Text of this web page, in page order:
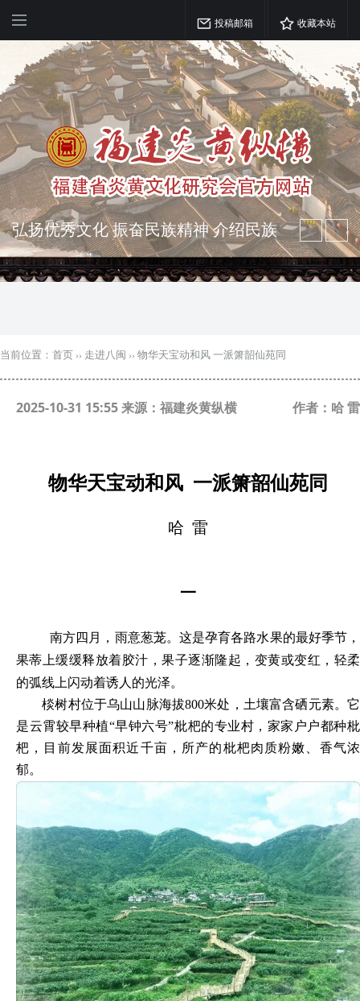
投稿邮箱 收藏本站
突出海西特色 报道台港澳侨 坚持古为
今用 力求雅俗共赏
弘扬优秀文化 振奋民族精神 介绍民族
当前位置： 首页 ›› 走进八闽 ›› 物华天宝动和风 一派箫韶仙苑同
2025-10-31 15:55 来源：福建炎黄纵横 作者：哈 雷
物华天宝动和风 一派箫韶仙苑同
哈 雷
一
南方四月，雨意葱茏。这是孕育各路水果的最好季节，
果蒂上缓缓释放着胶汁，果子逐渐隆起，变黄或变红，轻柔
的弧线上闪动着诱人的光泽。
棪树村位于乌山山脉海拔800米处，土壤富含硒元素。它
是云霄较早种植“早钟六号”枇杷的专业村，家家户户都种枇
杷，目前发展面积近千亩，所产的枇杷肉质粉嫩、香气浓
郁。